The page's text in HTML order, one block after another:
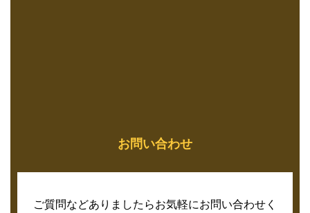
お問い合わせ
ご質問などありましたらお気軽にお問い合わせく